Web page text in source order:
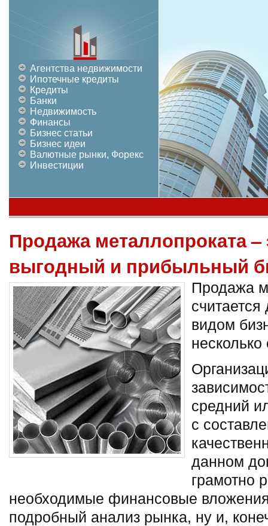
Агентства недвижимости
Ипотечные кредиты
Кредиты
Банки
Недвижимость
Финансы
Бизнес статьи
Бизнес идеи
Валютные рынки, Форекс
Инвестиции
Продажа металлопроката –
выгодный и прибыльный
Продажа
видом
средний
с
данном
грамотно
необходимые финансовые
подробный анализ рынка, ну и,